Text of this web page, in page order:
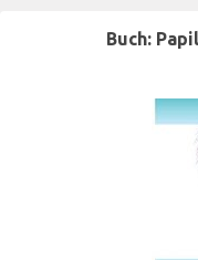
Buch: